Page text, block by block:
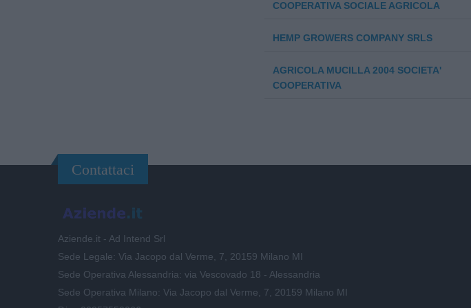
COOPERATIVA SOCIALE AGRICOLA
HEMP GROWERS COMPANY SRLS
AGRICOLA MUCILLA 2004 SOCIETA'
COOPERATIVA
Contattaci
Aziende.it - Ad Intend Srl
Sede Legale: Via Jacopo dal Verme, 7, 20159 Milano MI
Sede Operativa Alessandria: via Vescovado 18 - Alessandria
Sede Operativa Milano: Via Jacopo dal Verme, 7, 20159 Milano MI